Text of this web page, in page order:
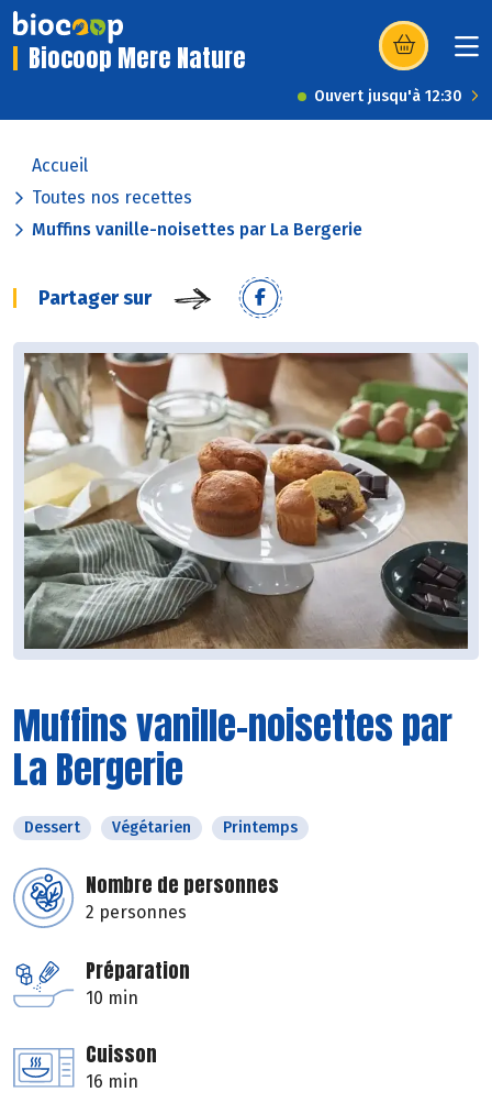
Biocoop Mere Nature (s’ouvre dans
Ouvert jusqu'à 12:30
Accueil
Toutes nos recettes
Muffins vanille-noisettes par La Bergerie
Partager sur
Muffins vanille-noisettes par
La Bergerie
Dessert Végétarien Printemps
Nombre de personnes
2 personnes
Préparation
10 min
Cuisson
16 min